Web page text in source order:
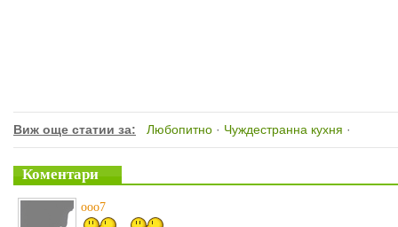
Виж още статии за: Любопитно · Чуждестранна кухня ·
Коментари
ooo7